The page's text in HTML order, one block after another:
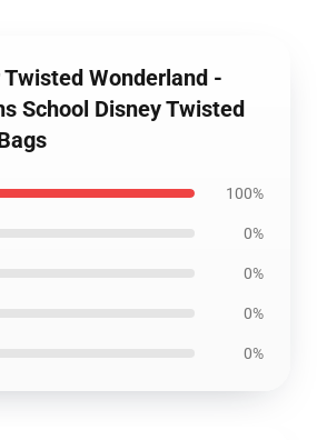
Wonderland -
School Disney Twisted
100%
0%
0%
0%
0%